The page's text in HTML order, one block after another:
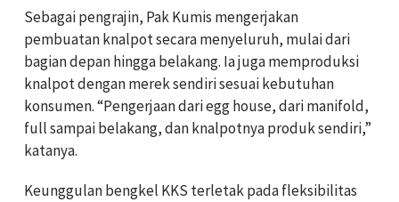
Sebagai pengrajin, Pak Kumis mengerjakan
pembuatan knalpot secara menyeluruh, mulai dari
bagian depan hingga belakang. Ia juga memproduksi
knalpot dengan merek sendiri sesuai kebutuhan
konsumen. “Pengerjaan dari egg house, dari manifold,
full sampai belakang, dan knalpotnya produk sendiri,”
katanya.
Keunggulan bengkel KKS terletak pada fleksibilitas